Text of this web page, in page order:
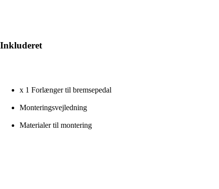
Inkluderet
x 1 Forlænger til bremsepedal
Monteringsvejledning
Materialer til montering